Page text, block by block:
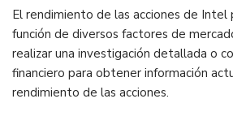
El rendimiento de las acciones de Intel
función de diversos factores de
realizar una investigación detallada o
financiero para obtener información
rendimiento de las acciones.